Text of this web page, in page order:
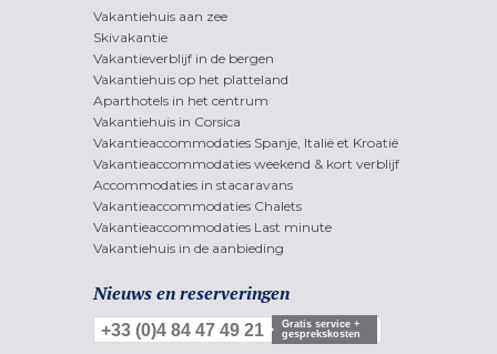
Vakantiehuis aan zee
Skivakantie
Vakantieverblijf in de bergen
Vakantiehuis op het platteland
Aparthotels in het centrum
Vakantiehuis in Corsica
Vakantieaccommodaties Spanje, Italië et Kroatië
Vakantieaccommodaties weekend & kort verblijf
Accommodaties in stacaravans
Vakantieaccommodaties Chalets
Vakantieaccommodaties Last minute
Vakantiehuis in de aanbieding
Nieuws en reserveringen
+33 (0)4 84 47 49 21
Gratis service +
gesprekskosten